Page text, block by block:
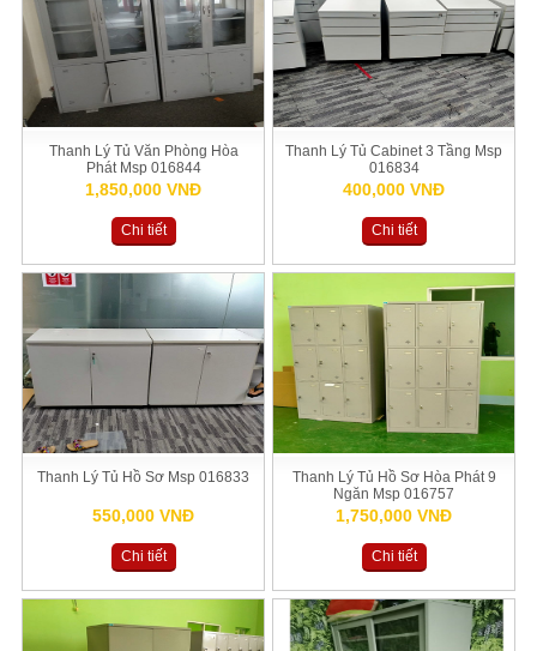
Thanh Lý Tủ Văn Phòng Hòa
Phát Msp 016844
1,850,000 VNĐ
Chi tiết
Thanh Lý Tủ Cabinet 3 Tầng Msp
016834
400,000 VNĐ
Chi tiết
Thanh Lý Tủ Hồ Sơ Msp 016833
550,000 VNĐ
Chi tiết
Thanh Lý Tủ Hồ Sơ Hòa Phát 9
Ngăn Msp 016757
1,750,000 VNĐ
Chi tiết